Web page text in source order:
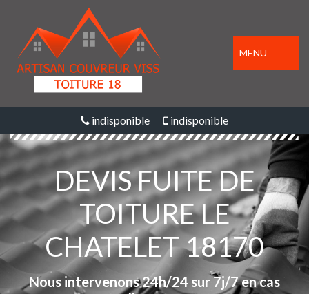
MENU
indisponible indisponible
DEVIS FUITE DE
TOITURE LE
CHATELET 18170
Nous intervenons 24h/24 sur 7j/7 en cas